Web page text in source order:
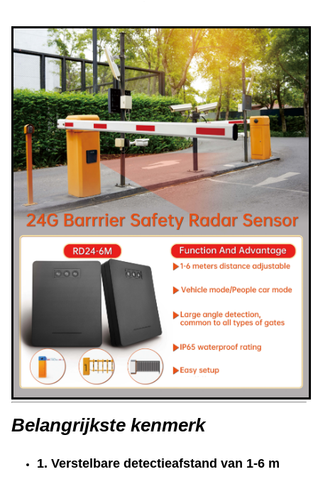
Belangrijkste kenmerk
1. Verstelbare detectieafstand van 1-6 m